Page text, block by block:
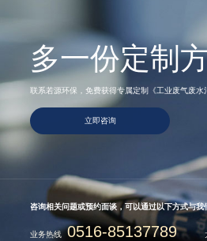
多一份定制
联系若源环保，免费获得专属定制《工业废气废
立即咨询
咨询相关问题或预约面谈，可以通过以下方式与我
业务热线 0516-85137789